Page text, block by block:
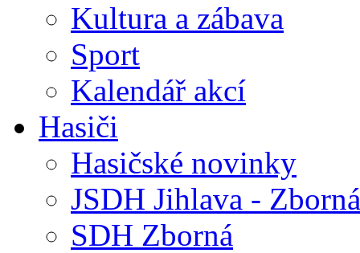
Kultura a zábava
Sport
Kalendář akcí
Hasiči
Hasičské novinky
JSDH Jihlava - Zborná
SDH Zborná